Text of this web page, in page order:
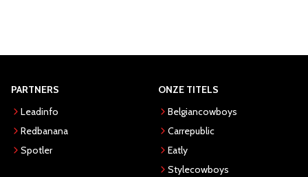
PARTNERS
Leadinfo
Redbanana
Spotler
ONZE TITELS
Belgiancowboys
Carrepublic
Eatly
Stylecowboys